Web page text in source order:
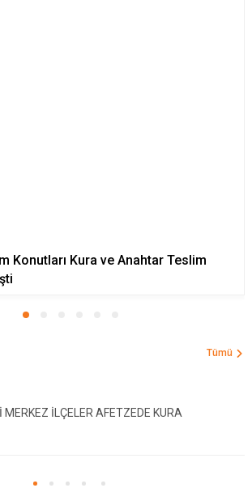
Konutları Kura ve Anahtar Teslim
Tümü
İLÇELER AFETZEDE KURA